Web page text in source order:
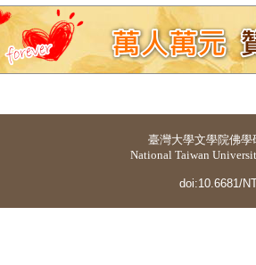
臺灣大學文學院佛學
National Taiwan
doi:10.6681/